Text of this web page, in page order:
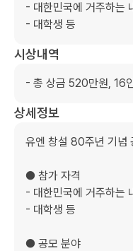
- 대한민국에 거주하는
- 대학생 등
시상내역
- 총 상금 520만원, 16
상세정보
유엔 창설 80주년 기념
● 참가 자격
- 대한민국에 거주하는
- 대학생 등
● 공모 분야